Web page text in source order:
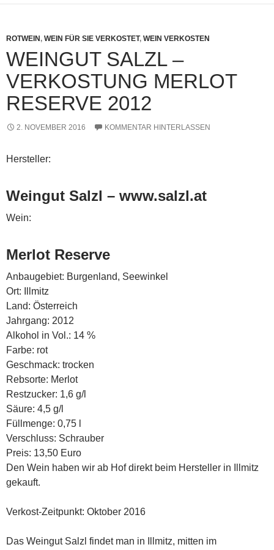
ROTWEIN , WEIN FÜR SIE VERKOSTET, WEIN VERKOSTEN
WEINGUT SALZL –
VERKOSTUNG MERLOT
RESERVE 2012
2. NOVEMBER 2016 KOMMENTAR HINTERLASSEN
Hersteller:
Weingut Salzl – www.salzl.at
Wein:
Merlot Reserve
Anbaugebiet: Burgenland, Seewinkel
Ort: Illmitz
Land: Österreich
Jahrgang: 2012
Alkohol in Vol.: 14 %
Farbe: rot
Geschmack: trocken
Rebsorte: Merlot
Restzucker: 1,6 g/l
Säure: 4,5 g/l
Füllmenge: 0,75 l
Verschluss: Schrauber
Preis: 13,50 Euro
Den Wein haben wir ab Hof direkt beim Hersteller in Illmitz
gekauft.
Verkost-Zeitpunkt: Oktober 2016
Das Weingut Salzl findet man in Illmitz, mitten im